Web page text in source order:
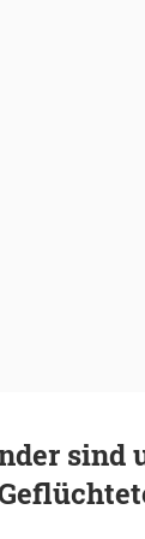
sind